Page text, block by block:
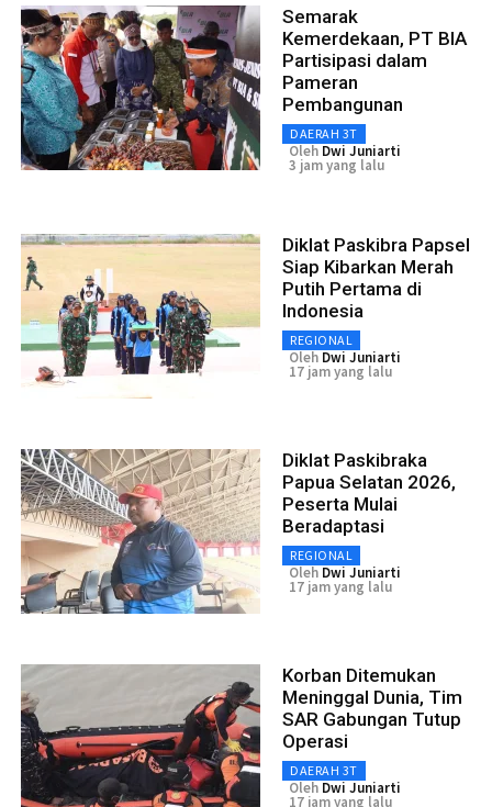
Semarak
Kemerdekaan, PT BIA
Partisipasi dalam
Pameran
Pembangunan
DAERAH 3T
Oleh Dwi Juniarti
3 jam yang lalu
Diklat Paskibra Papsel
Siap Kibarkan Merah
Putih Pertama di
Indonesia
REGIONAL
Oleh Dwi Juniarti
17 jam yang lalu
Diklat Paskibraka
Papua Selatan 2026,
Peserta Mulai
Beradaptasi
REGIONAL
Oleh Dwi Juniarti
17 jam yang lalu
Korban Ditemukan
Meninggal Dunia, Tim
SAR Gabungan Tutup
Operasi
DAERAH 3T
Oleh Dwi Juniarti
17 jam yang lalu